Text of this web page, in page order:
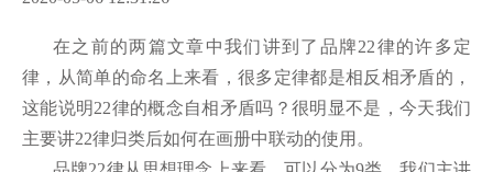
在之前的两篇文章中我们讲到了品牌22律的许多定
律，从简单的命名上来看，很多定律都是相反相矛盾的，
这能说明22律的概念自相矛盾吗？很明显不是，今天我们
主要讲22律归类后如何在画册中联动的使用。